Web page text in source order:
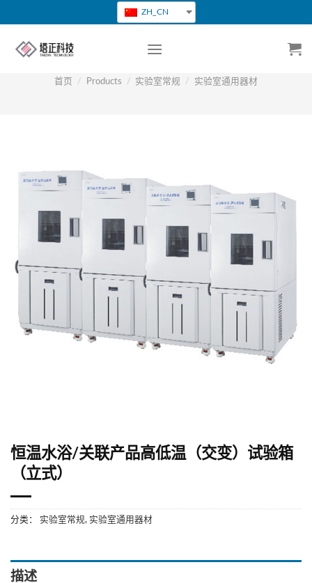
转
ZH_CN
首页 / Products / 实验室常规 / 实验室通用器材
恒温水浴/关联产品高低温（交变）试验箱
（立式）
分类： 实验室常规, 实验室通用器材
描述